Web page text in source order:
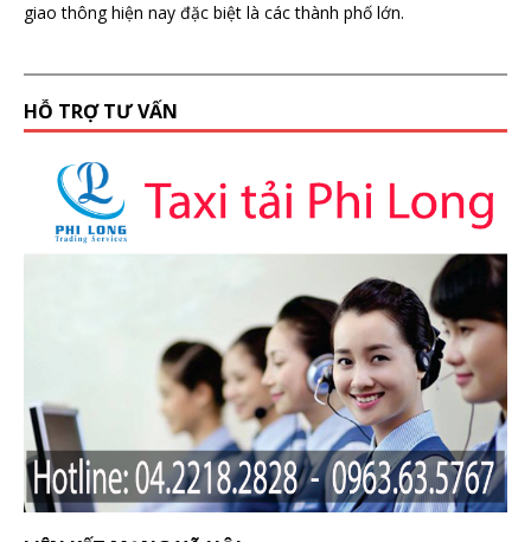
giao thông hiện nay đặc biệt là các thành phố lớn.
HỖ TRỢ TƯ VẤN